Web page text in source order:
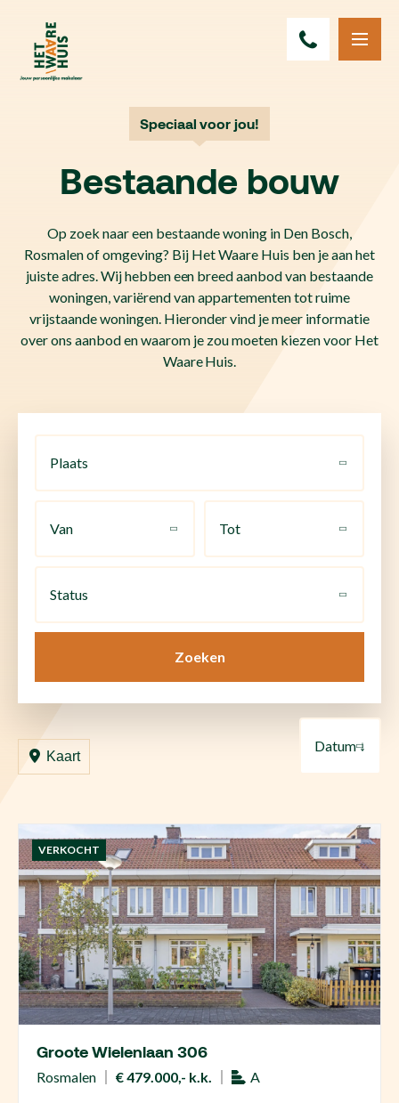
Speciaal voor jou!
Bestaande bouw
Op zoek naar een bestaande woning in Den Bosch,
Rosmalen of omgeving? Bij Het Waare Huis ben je aan het
juiste adres. Wij hebben een breed aanbod van bestaande
woningen, variërend van appartementen tot ruime
vrijstaande woningen. Hieronder vind je meer informatie
over ons aanbod en waarom je zou moeten kiezen voor Het
Waare Huis.
Plaats
Van Tot
Status
Zoeken
Kaart
Datum ↓
VERKOCHT
Groote Wielenlaan 306
Rosmalen € 479.000,- k.k. A